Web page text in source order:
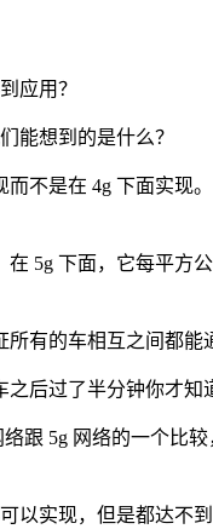
应用？
能想到的是什么？
不是在 4g 下面实现
5g 下面，它每平方
有的车相互之间都
后过了半分钟你才
跟 5g 网络的一个比
以实现，但是都达不